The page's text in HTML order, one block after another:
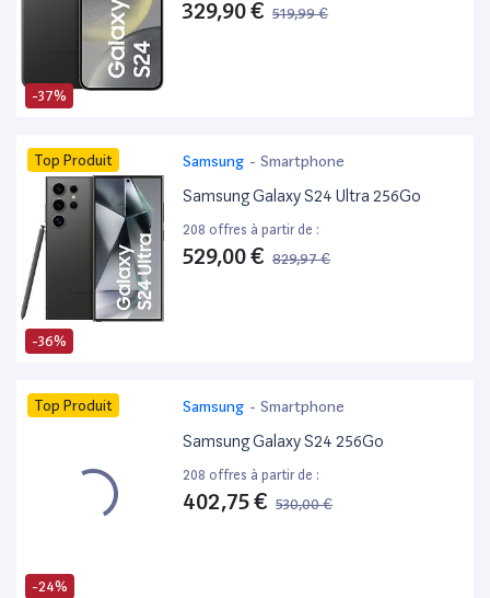
-37%
329,90 € 519,99 €
-36%
Top Produit Samsung - Smartphone
Samsung Galaxy S24 Ultra 256Go
208 offres à partir de :
529,00 € 829,97 €
-24%
Top Produit Samsung - Smartphone
Samsung Galaxy S24 256Go
208 offres à partir de :
402,75 € 530,00 €